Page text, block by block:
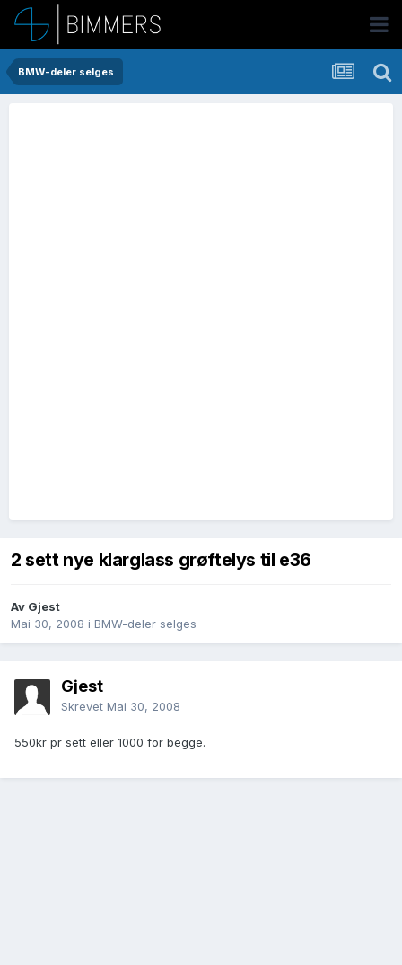
BMW-deler selges
2 sett nye klarglass grøftelys til e36
Av Gjest
Mai 30, 2008 i BMW-deler selges
Gjest
Skrevet Mai 30, 2008
550kr pr sett eller 1000 for begge.